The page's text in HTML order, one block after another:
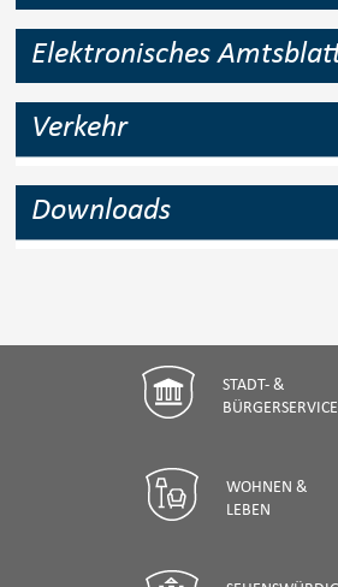
Elektronisches
Verkehr
Downloads
STADT- &
BÜRGERSERVICE
WOHNEN &
LEBEN